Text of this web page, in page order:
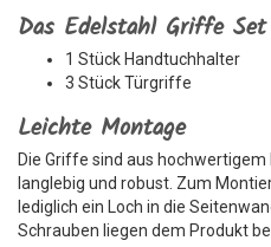
Das Edelstahl Griffe
1 Stück Handtuchhalter
3 Stück Türgriffe
Leichte Montage
Die Griffe sind aus
langlebig und robust. Zum
lediglich ein Loch in die
Schrauben liegen dem Produkt